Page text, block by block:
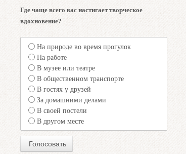
Где чаще всего вас настигает творческое
вдохновение?
На природе во время прогулок
На работе
В музее или театре
В общественном транспорте
В гостях у друзей
За домашними делами
В своей постели
В другом месте